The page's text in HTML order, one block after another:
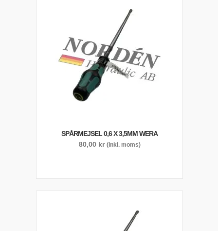
SPÅRMEJSEL 0,6 X 3,5MM WERA
80,00 kr (inkl. moms)